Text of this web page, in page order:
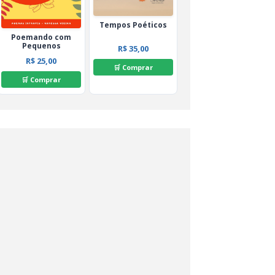
Poemando com
Pequenos
R$ 25,00
🛒 Comprar
Tempos Poéticos
R$ 35,00
🛒 Comprar